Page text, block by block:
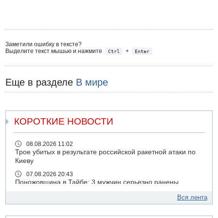
Заметили ошибку в тексте?
Выделите текст мышью и нажмите
Ctrl + Enter
Еще в разделе В мире
КОРОТКИЕ НОВОСТИ
08.08.2026 11:02
Трое убитых в результате российской ракетной атаки по
Киеву
07.08.2026 20:43
Поножовщина в Тайбе: 3 мужчин серьезно ранены
Ynet: "Хизбалла" запустила БПЛА со взрывчаткой по
Вся лента